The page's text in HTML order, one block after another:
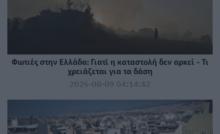
Φωτιές στην Ελλάδα: Γιατί η καταστολή δεν αρκεί - Τι
χρειάζεται για τα δάση
2026-08-09 04:14:42